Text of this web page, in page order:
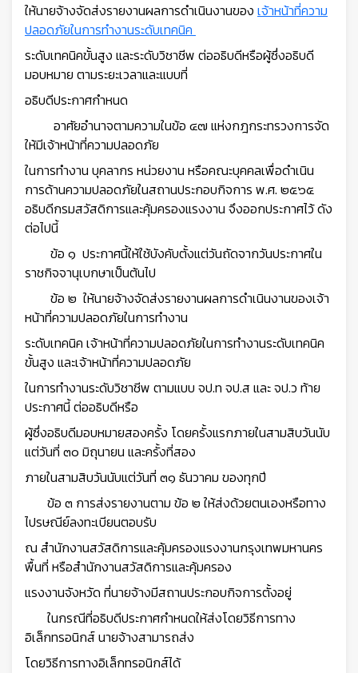
ให้นายจ้างจัดส่งรายงานผลการดำเนินงานของ เจ้าหน้าที่ความ
ปลอดภัยในการทำงานระดับเทคนิค
ระดับเทคนิคขั้นสูง และระดับวิชาชีพ ต่ออธิบดีหรือผู้ซึ่งอธิบดี
มอบหมาย ตามระยะเวลาและแบบที่
อธิบดีประกาศกำหนด
อาศัยอำนาจตามความในข้อ ๔๗ แห่งกฎกระทรวงการจัด
ให้มีเจ้าหน้าที่ความปลอดภัย
ในการทำงาน บุคลากร หน่วยงาน หรือคณะบุคคลเพื่อดำเนิน
การด้านความปลอดภัยในสถานประกอบกิจการ พ.ศ. ๒๕๖๕
อธิบดีกรมสวัสดิการและคุ้มครองแรงงาน จึงออกประกาศไว้ ดัง
ต่อไปนี้
ข้อ ๑ ประกาศนี้ให้ใช้บังคับตั้งแต่วันถัดจากวันประกาศใน
ราชกิจจานุเบกษาเป็นต้นไป
ข้อ ๒ ให้นายจ้างจัดส่งรายงานผลการดำเนินงานของเจ้า
หน้าที่ความปลอดภัยในการทำงาน
ระดับเทคนิค เจ้าหน้าที่ความปลอดภัยในการทำงานระดับเทคนิค
ขั้นสูง และเจ้าหน้าที่ความปลอดภัย
ในการทำงานระดับวิชาชีพ ตามแบบ จป.ท จป.ส และ จป.ว ท้าย
ประกาศนี้ ต่ออธิบดีหรือ
ผู้ซึ่งอธิบดีมอบหมายสองครั้ง โดยครั้งแรกภายในสามสิบวันนับ
แต่วันที่ ๓๐ มิถุนายน และครั้งที่สอง
ภายในสามสิบวันนับแต่วันที่ ๓๑ ธันวาคม ของทุกปี
ข้อ ๓ การส่งรายงานตาม ข้อ ๒ ให้ส่งด้วยตนเองหรือทาง
ไปรษณีย์ลงทะเบียนตอบรับ
ณ สำนักงานสวัสดิการและคุ้มครองแรงงานกรุงเทพมหานคร
พื้นที่ หรือสำนักงานสวัสดิการและคุ้มครอง
แรงงานจังหวัด ที่นายจ้างมีสถานประกอบกิจการตั้งอยู่
ในกรณีที่อธิบดีประกาศกำหนดให้ส่งโดยวิธีการทาง
อิเล็กทรอนิกส์ นายจ้างสามารถส่ง
โดยวิธีการทางอิเล็กทรอนิกส์ได้